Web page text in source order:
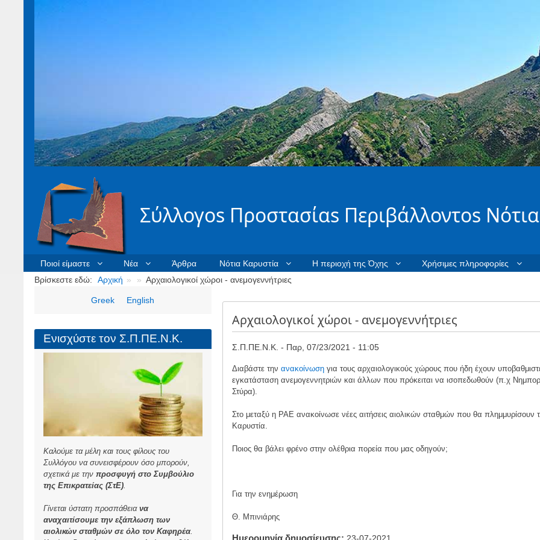
Σύλλογοs Προστασίαs Περιβάλλοντοs
Ποιοί είμαστε Νέα Άρθρα Νότια Καρυστία Η περιοχή της Όχης Χρήσιμες πληροφορίες
Breadcrumbs
Βρίσκεστε εδώ: Αρχική Aρχαιολογικοί χώροι - ανεμογεννήτριες
Aρχαιολογικοί χώροι - ανεμογεννήτριες
Σ.Π.ΠΕ.Ν.Κ. Παρ, 07/23/2021 - 11:05
Διαβάστε την ανακοίνωση για τους αρχαιολογικούς χώρους που ήδη έχουν
εγκατάσταση ανεμογεννητριών και άλλων που πρόκειται να ισοπεδωθούν (π.χ
Στύρα).
Στο μεταξύ η ΡΑΕ ανακοίνωσε νέες αιτήσεις αιολικών σταθμών που θα πλημμυρίσουν
Καρυστία.
Ποιος θα βάλει φρένο στην ολέθρια πορεία που μας οδηγούν;
Για την ενημέρωση
Θ. Μπινιάρης
Ημερομηνία δημοσίευσης
Greek English
Ενισχύστε τον Σ.Π.ΠΕ.Ν.Κ.
Καλούμε τα μέλη και τους φίλους του
Συλλόγου να συνεισφέρουν όσο μπορούν,
σχετικά με την προσφυγή στο Συμβούλιο
της Επικρατείας (ΣτΕ).
Γίνεται ύστατη προσπάθεια να
αναχαιτίσουμε την εξάπλωση των
αιολικών σταθμών σε όλο τον Καφηρέα.